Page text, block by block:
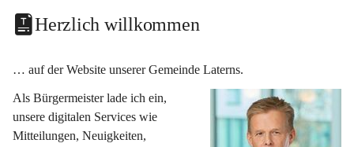
Herzlich willkommen
… auf der Website unserer Gemeinde Laterns.
Als Bürgermeister lade ich ein,
unsere digitalen Services wie
Mitteilungen, Neuigkeiten,